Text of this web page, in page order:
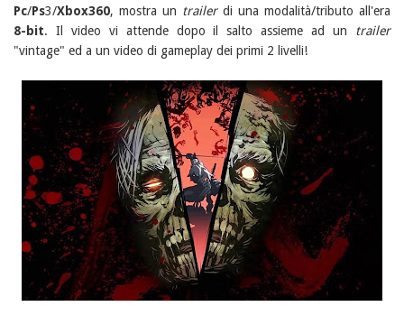
Pc/Ps3/Xbox360, mostra un trailerdi una modalità/tributo all'era
8-bit. Il video vi attende dopo il salto assieme ad un trailer
"vintage" ed a un video di gameplay dei primi 2 livelli!